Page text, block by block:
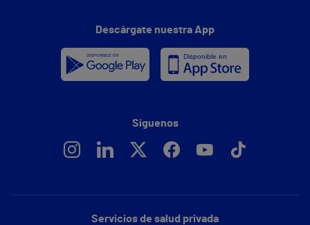
Servicios de salud privada
Descárgate nuestra App
Síguenos